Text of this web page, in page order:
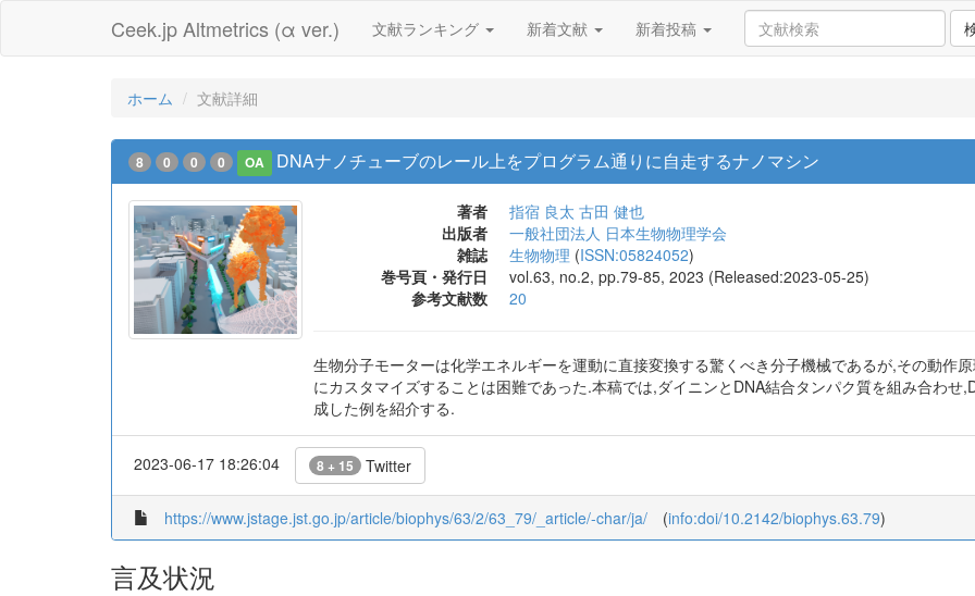
Ceek.jp Altmetrics (α ver.) 文献ランキング 新着文献 新着投稿
ホーム 文献詳細
8 0 0 0 OA DNAナノチューブのレール上をプログラム通りに自走するナノマシン
著者 指宿 良太 古田 健也
出版者
一般社団法人 日本生物物理学会
雑誌
生物物理 (ISSN:05824052)
巻号頁・発行日
vol.63, no.2, pp.79-85, 2023 (Released:2023-05-25)
参考文献数
20
生物分子モーターは化学エネルギーを運動に直接変換する驚くべき分子機械であるが,その動作
にカスタマイズすることは困難であった.本稿では,ダイニンとDNA結合タンパク質を組み合わ
成した例を紹介する.
2023-06-17 18:26:04 8 + 15 Twitter
https://www.jstage.jst.go.jp/article/biophys/63/2/63_79/_article/-char/ja/ (info:doi/10.2142/biophys.63.79)
言及状況